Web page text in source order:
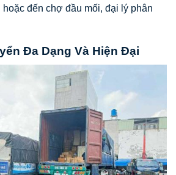
đến chợ đầu mối, đại lý phân
Đa Dạng Và Hiện Đại